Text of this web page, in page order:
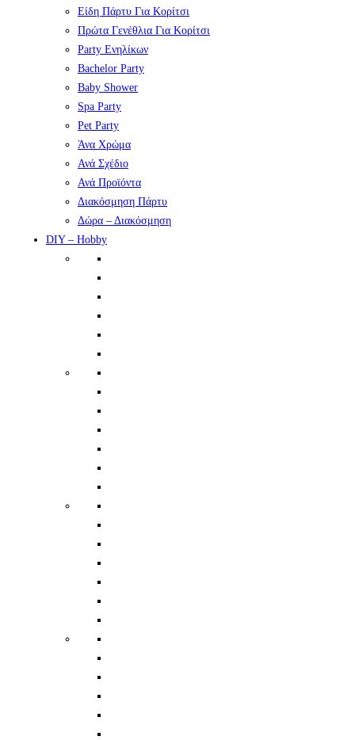
Είδη Πάρτυ Για Κορίτσι
Πρώτα Γενέθλια Για Κορίτσι
Party Ενηλίκων
Bachelor Party
Baby Shower
Spa Party
Pet Party
Άνα Χρώμα
Ανά Σχέδιο
Ανά Προϊόντα
Διακόσμηση Πάρτυ
Δώρα – Διακόσμηση
DIY – Hobby